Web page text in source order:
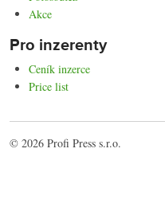
Akce
Pro inzerenty
Ceník inzerce
Price list
© 2026 Profi Press s.r.o.